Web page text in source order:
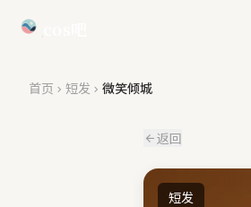
首页 短发 微笑倾城
返回
短发